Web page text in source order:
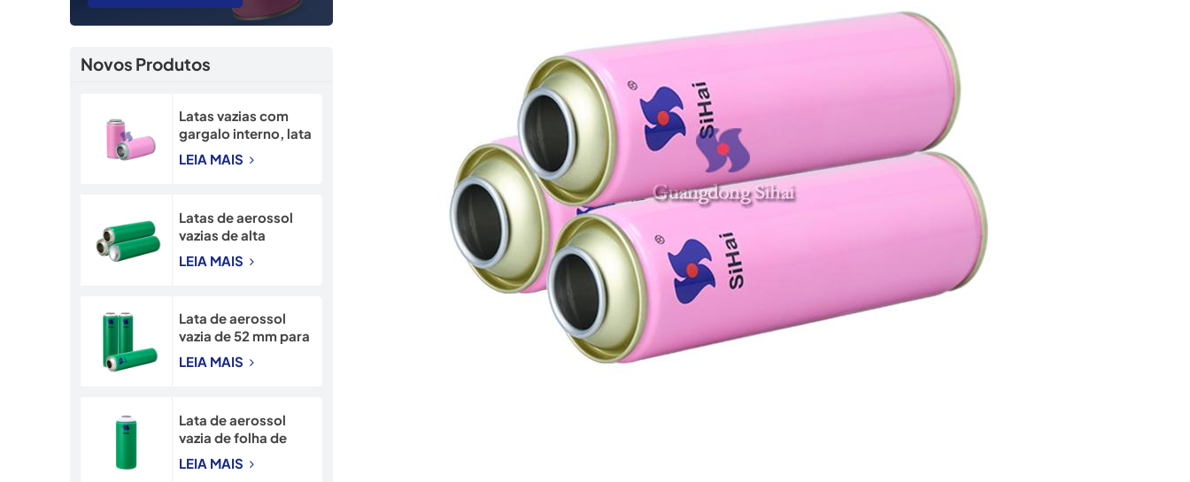
Novos Produtos
Latas vazias com
gargalo interno, lata
recarregável de 45
mm, lata de spray de
LEIA MAIS
Latas de aerossol
vazias de alta
qualidade, com
gargalo de
fábrica.
LEIA MAIS
Lata de aerossol
vazia de 52 mm para
alta pressão, em
folha de flandres,
LEIA MAIS
Lata de aerossol
vazia de folha de
flandres com
gargalo de 65 mm e
LEIA MAIS